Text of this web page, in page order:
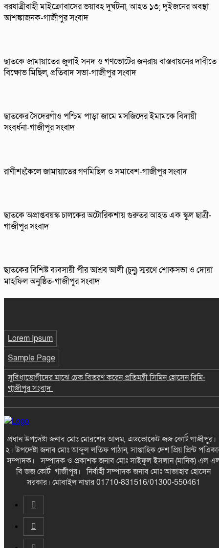
বরযাত্রীবাহী মাইক্রোবাসের ভয়াবহ দুর্ঘটনা, আহত ১৩; দুইজনের অবস্থা
আশঙ্কাজনক-গাজীপুর সংবাদ
ছাতকে জামায়াতের জুলাই সনদ ও গণভোটের জনরায় বাস্তবায়নের দাবীতে
বিক্ষোভ মিছিল, প্রতিবাদ সভা-গাজীপুর সংবাদ
ছাতকের সৈদেরগাঁও পশ্চিম পাড়া জামে মসজিদের ইমামকে বিদায়ী
সংবর্ধনা-গাজীপুর সংবাদ
রাণীশংকৈলে জামায়াতের গণমিছিল ও সমাবেশ-গাজীপুর সংবাদ
ছাতকে অপ্রাপ্তবয়স্ক চালকের অটোরিকশায় গুরুতর আহত এক স্কুল ছাত্রী-
গাজীপুর সংবাদ
ছাতকের বিশিষ্ট ব্যবসায়ী পীর আশ্রব আলী (চুনু) স্মরণে শোকসভা ও দোয়া
মাহফিল অনুষ্ঠিত-গাজীপুর সংবাদ
Lorem Ipsum
Sample Page
সুবিধাভোগীদের মাঝে চেক বিতরণ করেন প্রতিমন্ত্রী সিমিন হোসেন রিমি-
গাজীপুর সংবাদ
প্রধান উপদেষ্টা জনাব মোঃ মোরশেদ আলম, এডভোকেট জজ কোর্ট
২। উপদেষ্টা জনাব মোঃ আব্দুল লতিফ পাঠান, সাপ্তাহিক দেশ প্রিয় প্রিন্ট
সম্পাদক। সম্পাদক ও প্রকাশক জনাব মোঃ সাইফুল ইসলান (মানিক) এল
বি জজ কোর্ট গাজীপুর। নির্বাহী সম্পাদক জনাব মোঃ আজাহার হোসেন
সরকার। মোবাইল নাম্বার 01710-831516/01300-550461